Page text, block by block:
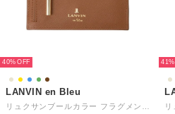
40%
LANVIN en Bleu
41%